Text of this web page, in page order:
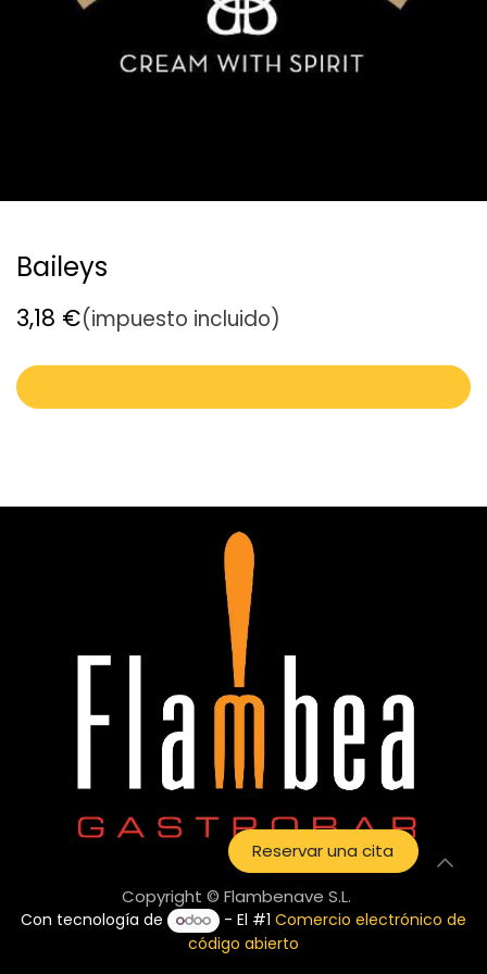
Baileys
3,18 €(impuesto incluido)
Reservar una cita
Copyright © Flambenave S.L.
Con tecnología de - El #1Comercio electrónico de
código abierto